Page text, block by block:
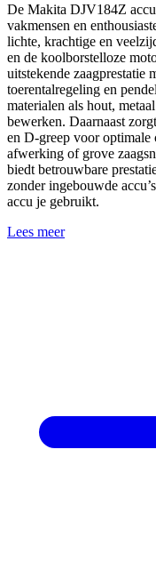
De Makita DJV184Z
vakmensen en
lichte, krachtige en
en de koolborstelloze
uitstekende zaagprestatie
toerentalregeling en
materialen als hout,
bewerken. Daarnaast
en D-greep voor
afwerking of grove
biedt betrouwbare
zonder ingebouwde
accu je gebruikt.
Lees meer